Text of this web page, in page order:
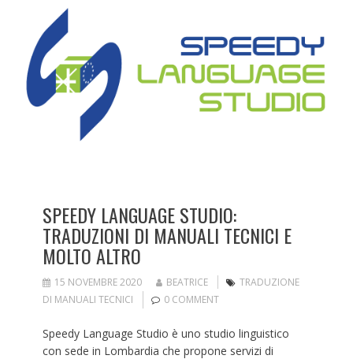
SPEEDY LANGUAGE STUDIO:
TRADUZIONI DI MANUALI TECNICI E
MOLTO ALTRO
15 NOVEMBRE 2020 BEATRICE
TRADUZIONE
DI MANUALI TECNICI
0 COMMENT
Speedy Language Studio è uno studio linguistico
con sede in Lombardia che propone servizi di